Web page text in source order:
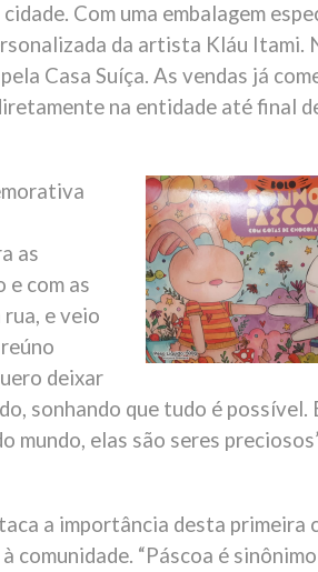
Com uma embalagem
da artista Kláu Itami.
Casa Suíça. As vendas já
na entidade até final
as
e com as
e veio
deixar
sonhando que tudo é possível.
mundo, elas são seres
a importância desta primeira
“Páscoa é